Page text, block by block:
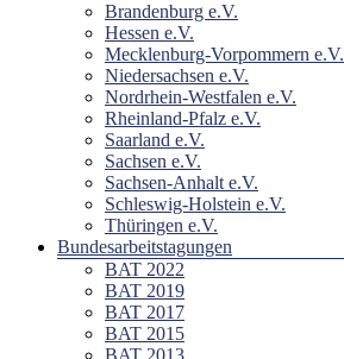
Brandenburg e.V.
Hessen e.V.
Mecklenburg-Vorpommern e.V.
Niedersachsen e.V.
Nordrhein-Westfalen e.V.
Rheinland-Pfalz e.V.
Saarland e.V.
Sachsen e.V.
Sachsen-Anhalt e.V.
Schleswig-Holstein e.V.
Thüringen e.V.
Bundesarbeitstagungen
BAT 2022
BAT 2019
BAT 2017
BAT 2015
BAT 2013